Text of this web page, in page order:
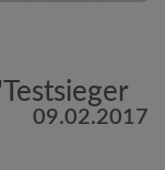
09.02.2017